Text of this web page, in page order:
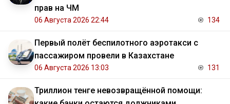
прав на ЧМ
06 Августа 2026 22:44 134
Первый полёт беспилотного аэротакси с
пассажиром провели в Казахстане
06 Августа 2026 13:03 131
Триллион тенге невозвращённой помощи: